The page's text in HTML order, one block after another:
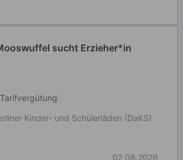
sucht Erzieher*in
Tarifvergütung
Kinder- und Schülerläden (DaKS)
02.08.2026